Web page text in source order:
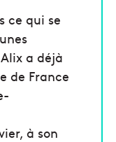
ce qui se
a déjà
de France
à son